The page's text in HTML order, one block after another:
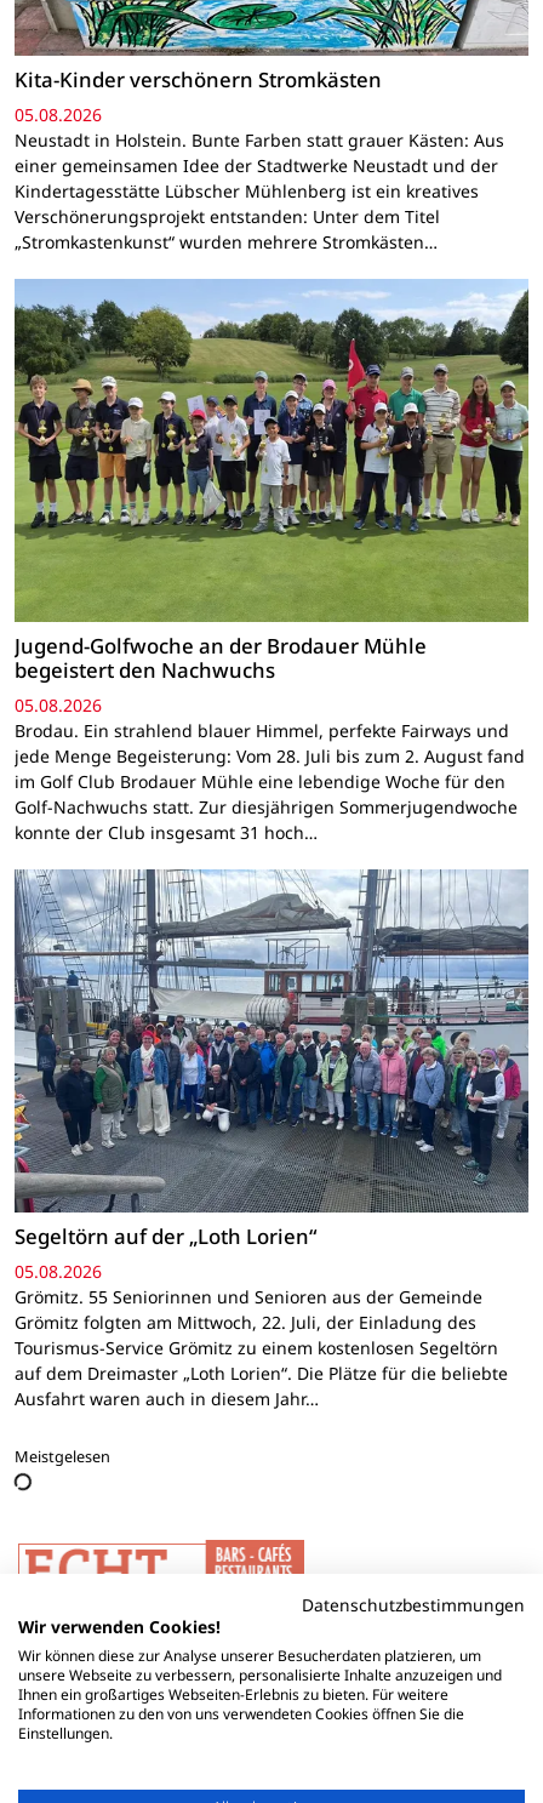
Kita-Kinder verschönern Stromkästen
05.08.2026
Neustadt in Holstein. Bunte Farben statt grauer Kästen: Aus
einer gemeinsamen Idee der Stadtwerke Neustadt und der
Kindertagesstätte Lübscher Mühlenberg ist ein kreatives
Verschönerungsprojekt entstanden: Unter dem Titel
„Stromkastenkunst“ wurden mehrere Stromkästen…
Jugend-Golfwoche an der Brodauer Mühle
begeistert den Nachwuchs
05.08.2026
Brodau. Ein strahlend blauer Himmel, perfekte Fairways und
jede Menge Begeisterung: Vom 28. Juli bis zum 2. August fand
im Golf Club Brodauer Mühle eine lebendige Woche für den
Golf-Nachwuchs statt. Zur diesjährigen Sommerjugendwoche
konnte der Club insgesamt 31 hoch…
Segeltörn auf der „Loth Lorien“
05.08.2026
Grömitz. 55 Seniorinnen und Senioren aus der Gemeinde
Grömitz folgten am Mittwoch, 22. Juli, der Einladung des
Tourismus-Service Grömitz zu einem kostenlosen Segeltörn
auf dem Dreimaster „Loth Lorien“. Die Plätze für die beliebte
Ausfahrt waren auch in diesem Jahr…
Meistgelesen
Datenschutzbestimmungen
Wir verwenden Cookies!
Wir können diese zur Analyse unserer Besucherdaten platzieren, um
unsere Webseite zu verbessern, personalisierte Inhalte anzuzeigen und
Ihnen ein großartiges Webseiten-Erlebnis zu bieten. Für weitere
Informationen zu den von uns verwendeten Cookies öffnen Sie die
Einstellungen.